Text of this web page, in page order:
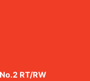
RT/RW